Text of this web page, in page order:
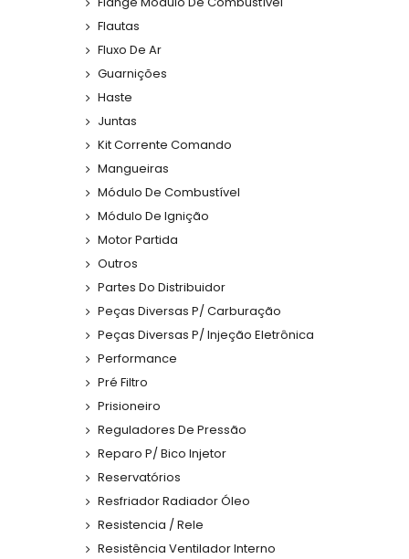
Flautas
Fluxo De Ar
Guarnições
Haste
Juntas
Kit Corrente Comando
Mangueiras
Módulo De Combustível
Módulo De Ignição
Motor Partida
Outros
Partes Do Distribuidor
Peças Diversas P/ Carburação
Peças Diversas P/ Injeção Eletrônica
Performance
Pré Filtro
Prisioneiro
Reguladores De Pressão
Reparo P/ Bico Injetor
Reservatórios
Resfriador Radiador Óleo
Resistencia / Rele
Resistência Ventilador Interno